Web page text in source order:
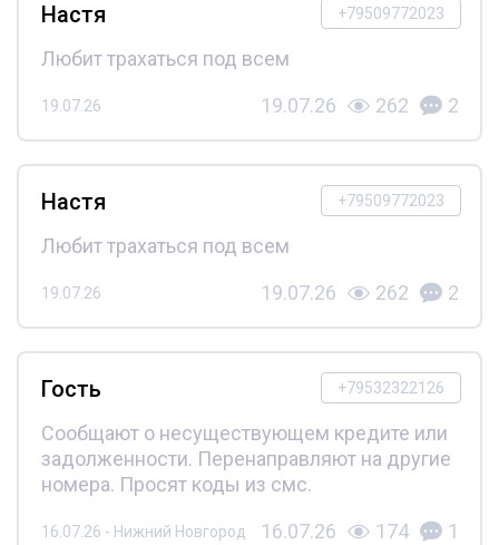
+79509772023
Настя
Любит трахаться под всем
19.07.26 19.07.26 262 2
+79509772023
Настя
Любит трахаться под всем
19.07.26 19.07.26 262 2
+79532322126
Гость
Сообщают о несуществующем кредите или
задолженности. Перенаправляют на другие
номера. Просят коды из смс.
16.07.26 - Нижний Новгород 16.07.26 174 1